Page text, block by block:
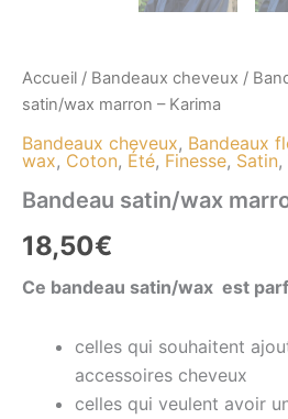
Accueil / Bandeaux cheveux /
satin/wax marron – Karima
Bandeaux cheveux, Bandeaux
wax, Coton, Été, Finesse, Satin,
Bandeau satin/wax
18,50€
Ce bandeau satin/wax est
celles qui souhaitent
accessoires cheveux
celles qui veulent avoir